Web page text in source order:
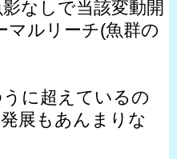
なしで当該変動開
マルリーチ(魚群の
に超えているの
展もあんまりな